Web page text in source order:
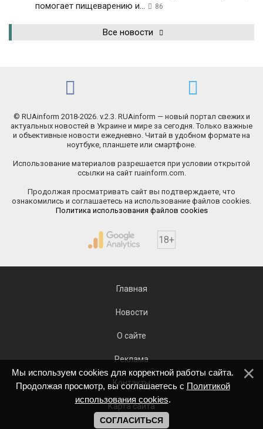
помогает пищеварению и...
86
Все новости
© RUAinform 2018-2026. v.2.3. RUAinform — новый портал свежих и
актуальных новостей в Украине и мире за сегодня. Только важные
и объективные новости ежедневно. Читай в удобном формате на
ноутбуке, планшете или смартфоне.
Использование материалов разрешается при условии открытой
ссылки на сайт ruainform.com.
Продолжая просматривать сайт вы подтверждаете, что
ознакомились и соглашаетесь на использование файлов cookies.
Политика использования файлов cookies
18+
Главная
Новости
О сайте
Реклама
Контакты
Карта сайта
Мы используем cookies для корректной работы сайта.
Продолжая просмотр, вы соглашаетесь с Политикой
использования cookies.
СОГЛАСИТЬСЯ